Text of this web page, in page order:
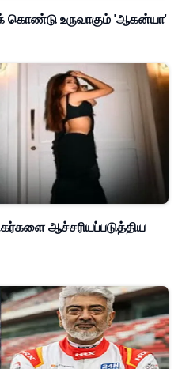
கொண்டு உருவாகும் 'ஆகன்யா'
ஆச்சரியப்படுத்திய